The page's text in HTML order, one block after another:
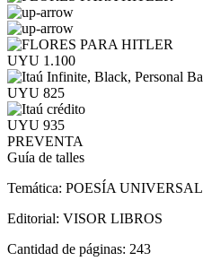
UYU 1.100
UYU 825
UYU 935
PREVENTA
Guía de talles
Temática: POESÍA UNIVERSAL
Editorial: VISOR LIBROS
Cantidad de páginas: 243